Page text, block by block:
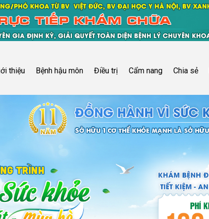
thiệu Bệnh hậu môn Điều trị Cẩm nang Chia sẻ